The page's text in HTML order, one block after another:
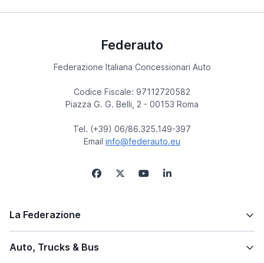
Federauto
Federazione Italiana Concessionari Auto
Codice Fiscale: 97112720582
Piazza G. G. Belli, 2 - 00153 Roma
Tel. (+39) 06/86.325.149-397
Email info@federauto.eu
La Federazione
Auto, Trucks & Bus